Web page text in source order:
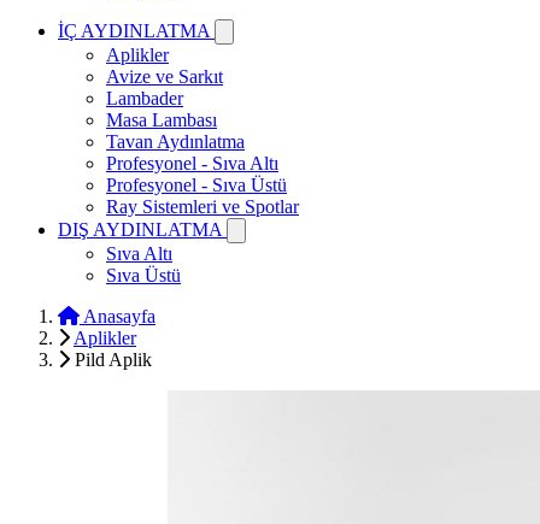
İÇ AYDINLATMA
Aplikler
Avize ve Sarkıt
Lambader
Masa Lambası
Tavan Aydınlatma
Profesyonel - Sıva Altı
Profesyonel - Sıva Üstü
Ray Sistemleri ve Spotlar
DIŞ AYDINLATMA
Sıva Altı
Sıva Üstü
Anasayfa
Aplikler
Pild Aplik